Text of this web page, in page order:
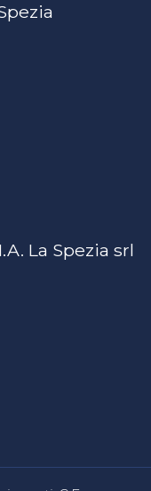
La Spezia srl